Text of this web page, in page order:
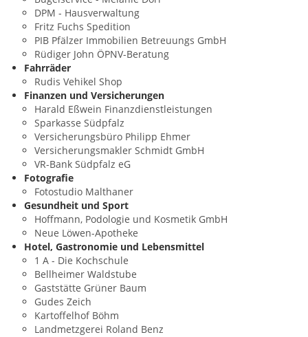
DPM - Hausverwaltung
Fritz Fuchs Spedition
PIB Pfälzer Immobilien Betreuungs GmbH
Rüdiger John ÖPNV-Beratung
Fahrräder
Rudis Vehikel Shop
Finanzen und Versicherungen
Harald Eßwein Finanzdienstleistungen
Sparkasse Südpfalz
Versicherungsbüro Philipp Ehmer
Versicherungsmakler Schmidt GmbH
VR-Bank Südpfalz eG
Fotografie
Fotostudio Malthaner
Gesundheit und Sport
Hoffmann, Podologie und Kosmetik GmbH
Neue Löwen-Apotheke
Hotel, Gastronomie und Lebensmittel
1 A - Die Kochschule
Bellheimer Waldstube
Gaststätte Grüner Baum
Gudes Zeich
Kartoffelhof Böhm
Landmetzgerei Roland Benz